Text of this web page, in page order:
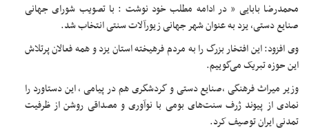
محمدرضا بابایی ” در ادامه مطلب خود نوشت : با تصویب شورای جهانی
صنایع دستی، یزد به عنوان شهر جهانی زیورآلات سنتی انتخاب شد.
وی افزود: این افتخار بزرگ را به مردم فرهیخته استان یزد و همه فعالان پرتلاش
این حوزه تبریک می‌گوییم.
وزیر میراث فرهنگی ،صنایع دستی و گردشگری هم در پیامی ، این دستاورد را
نمادی از پیوند ژرف سنت‌های بومی با نوآوری و مصداقی روشن از ظرفیت
تمدنی ایران توصیف کرد.